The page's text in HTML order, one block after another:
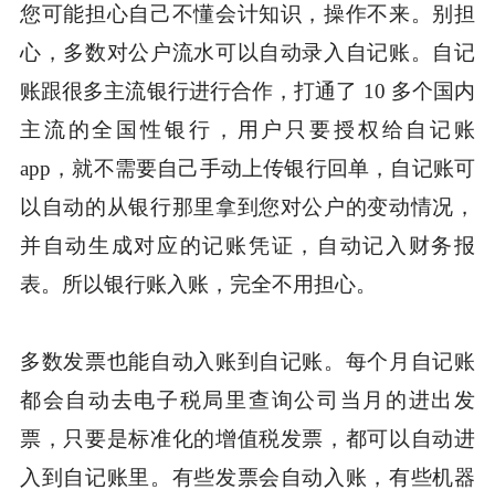
您可能担心自己不懂会计知识，操作不来。别担
心，多数对公户流水可以自动录入自记账。自记
账跟很多主流银行进行合作，打通了 10 多个国内
主流的全国性银行，用户只要授权给自记账
app，就不需要自己手动上传银行回单，自记账可
以自动的从银行那里拿到您对公户的变动情况，
并自动生成对应的记账凭证，自动记入财务报
表。所以银行账入账，完全不用担心。
多数发票也能自动入账到自记账。每个月自记账
都会自动去电子税局里查询公司当月的进出发
票，只要是标准化的增值税发票，都可以自动进
入到自记账里。有些发票会自动入账，有些机器